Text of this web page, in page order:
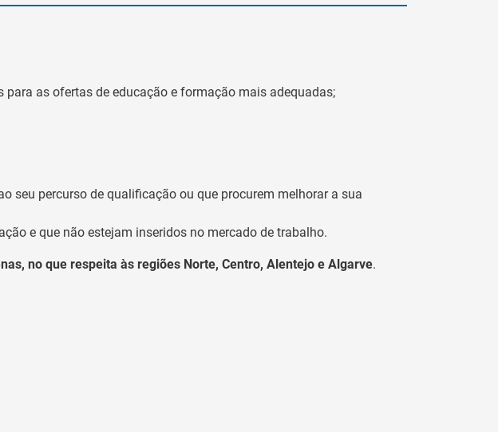
as ofertas de educação e formação mais adequadas;
seu percurso de qualificação ou que procurem melhorar a sua
e que não estejam inseridos no mercado de trabalho.
no que respeita às regiões Norte, Centro, Alentejo e Algarve.